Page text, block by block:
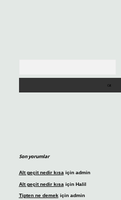
Son yorumlar
Alt geçit nedir kısa için admin
Alt geçit nedir kısa için Halil
Tipten ne demekiçin admin